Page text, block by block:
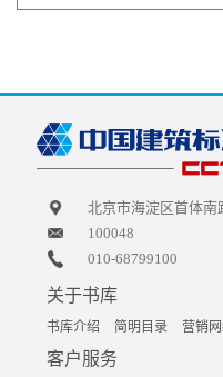
北京市海淀区首体南
100048
010-68799100
关于书库
书库介绍 简明目录 营销
客户服务